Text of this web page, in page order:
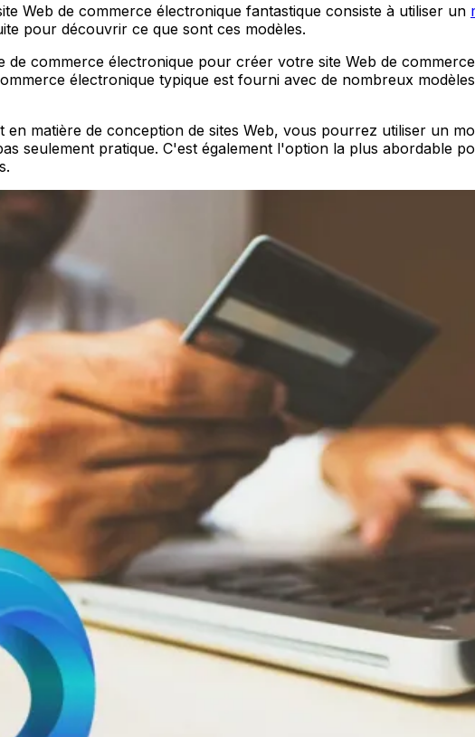
Web de commerce électronique fantastique consiste à utiliser un
pour découvrir ce que sont ces modèles.
de commerce électronique pour créer votre site Web de
électronique typique est fourni avec de nombreux
en matière de conception de sites Web, vous pourrez utiliser un
seulement pratique. C'est également l'option la plus abordable